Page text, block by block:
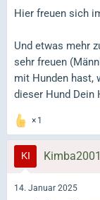
Hier freuen sich
Und etwas mehr
sehr freuen
mit Hunden hast,
dieser Hund Dein
1
Kimba2001
14. Januar 2025